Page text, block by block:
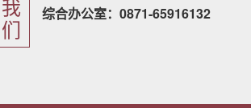
我
们
综合办公室：0871-65916132